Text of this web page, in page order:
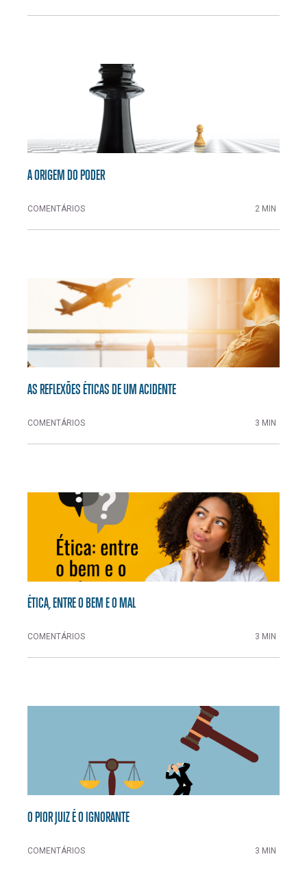
A ORIGEM DO PODER
COMENTÁRIOS 2 MIN
AS REFLEXÕES ÉTICAS DE UM ACIDENTE
COMENTÁRIOS 3 MIN
ÉTICA, ENTRE O BEM E O MAL
COMENTÁRIOS 3 MIN
O PIOR JUIZ É O IGNORANTE
COMENTÁRIOS 3 MIN